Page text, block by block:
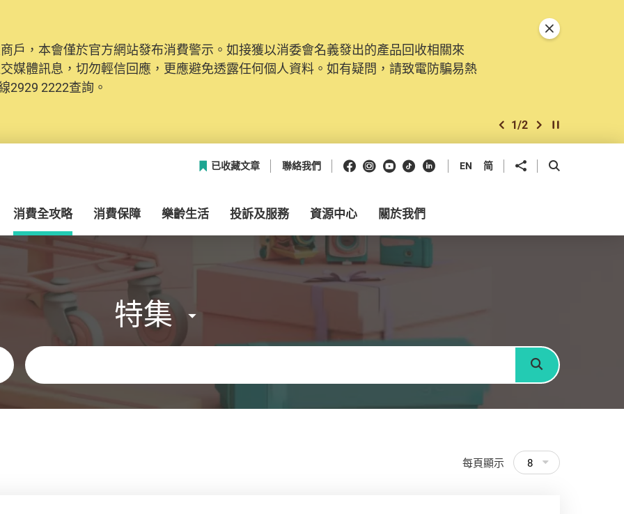
戶，本會僅於官方網站發布消費警示。如接獲以消委會名義發出的產品回收相關來
媒體訊息，切勿輕信回應，更應避免透露任何個人資料。如有疑問，請致電防騙易熱
2929 2222查詢。
上一個
1/2 下一個開始/暫停幻燈
關閉特別通告
已收藏文章 聯絡我們 Facebook
Instagram
Youtube
抖音領英 EN 简 分享到 開啟搜尋框
消費全攻略 消費保障 樂齡生活 投訴及服務 資源中心 關於我們
特集
關鍵字
搜尋
每頁顯示 8